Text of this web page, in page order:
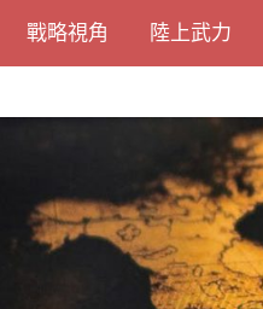
戰略視角 陸上武力